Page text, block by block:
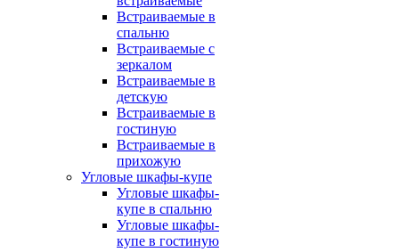
Встраиваемые в
спальню
Встраиваемые с
зеркалом
Встраиваемые в
детскую
Встраиваемые в
гостиную
Встраиваемые в
прихожую
Угловые шкафы-купе
Угловые шкафы-
купе в спальню
Угловые шкафы-
купе в гостиную